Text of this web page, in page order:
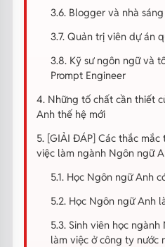
3.6. Blogger và nhà
3.7. Quản trị viên dự án
3.8. Kỹ sư ngôn ngữ và
Prompt Engineer
4. Những tố chất cần thiết
Anh thế hệ mới
5. [GIẢI ĐÁP] Các thắc
việc làm ngành Ngôn ngữ
5.1. Học Ngôn ngữ Anh
5.2. Học Ngôn ngữ Anh
5.3. Sinh viên học
làm việc ở công ty nước